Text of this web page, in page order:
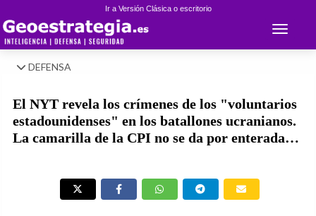
Ir a Versión Clásica o escritorio
Toggle
DEFENSA
El NYT revela los crímenes de los "voluntarios
estadounidenses" en los batallones ucranianos.
La camarilla de la CPI no se da por enterada…